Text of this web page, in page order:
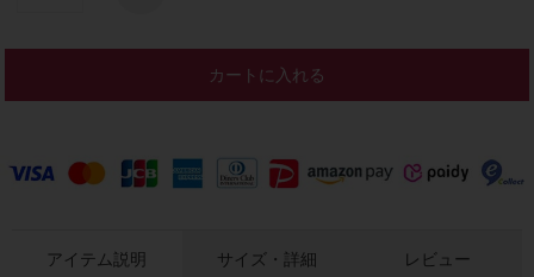
カートに入れる
アイテム説明 サイズ・詳細 レビュー